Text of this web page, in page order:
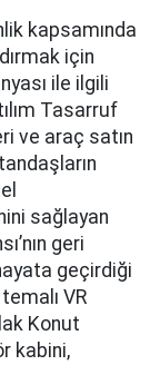
kapsamında
için
ile ilgili
Tasarruf
ve araç satın
sağlayan
geri
geçirdiği
VR
Konut
kabini,